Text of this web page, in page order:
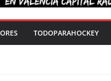
TODOPARAHOCKEY